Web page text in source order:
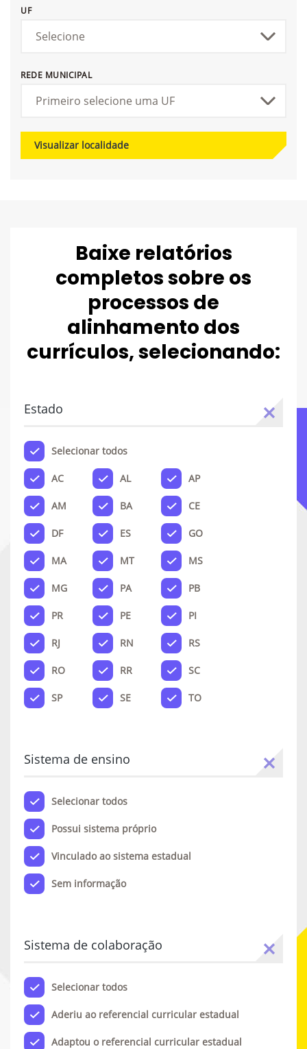
UF
REDE MUNICIPAL
Visualizar localidade
Baixe relatórios
completos sobre os
processos de
alinhamento dos
currículos, selecionando:
Estado
Selecionar todos
AC AL AP
AM BA CE
DF ES GO
MA MT MS
MG PA PB
PR PE PI
RJ RN RS
RO RR SC
SP SE TO
Sistema de ensino
Selecionar todos
Possui sistema próprio
Vinculado ao sistema estadual
Sem informação
Sistema de colaboração
Selecionar todos
Aderiu ao referencial curricular estadual
Adaptou o referencial curricular estadual